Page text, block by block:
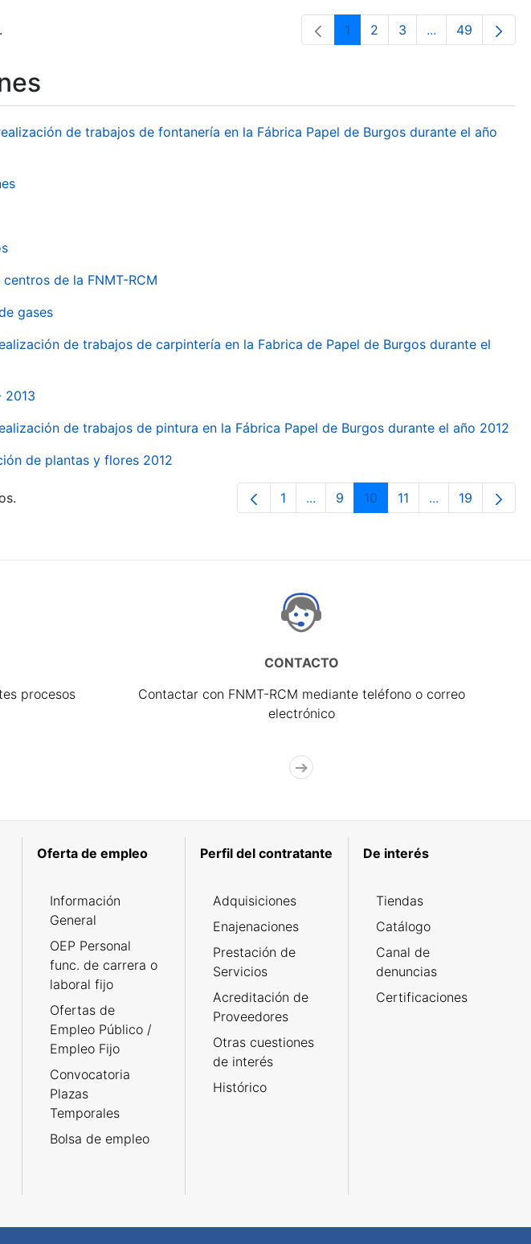
Página
1 Página
2 Página
3 ...PáginasPágina
49
de trabajos de fontanería en la Fábrica Papel de Burgos durante el año
de la FNMT-RCM
gases
de trabajos de carpintería en la Fabrica de Papel de Burgos durante el
2013
de trabajos de pintura en la Fábrica Papel de Burgos durante el año 2012
de plantas y flores 2012
Página
1 ...Páginas intermedias Use TAB para
Página
9 Página
10 Página
11 ...PáginasPágina
19
procesos
CONTACTO
Contactar con FNMT-RCM mediante teléfono o correo
electrónico
Oferta de empleo
Información
General
OEP Personal
func. de carrera o
laboral fijo
Ofertas de
Empleo Público /
Empleo Fijo
Convocatoria
Plazas
Temporales
Bolsa de empleo
Perfil del contratante
Adquisiciones
Enajenaciones
Prestación de
Servicios
Acreditación de
Proveedores
Otras cuestiones
de interés
Histórico
De interés
Tiendas
Catálogo
Canal de
denuncias
Certificaciones